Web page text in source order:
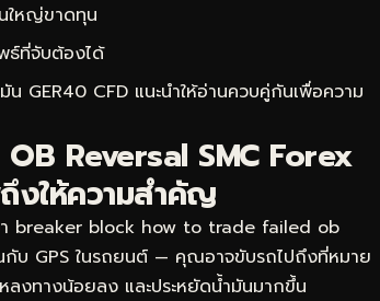
ใหญ่ขาดทุน
ที่จับต้องได้
น GER40 CFD แนะนำให้อ่านควบคู่กันเพื่อความ
Reversal SMC Forex
งให้ความสำคัญ
ว่า breaker block how to trade failed ob
กับ GPS ในรถยนต์ — คุณอาจขับรถไปถึงที่หมาย
ลงทางน้อยลง และประหยัดน้ำมันมากขึ้น